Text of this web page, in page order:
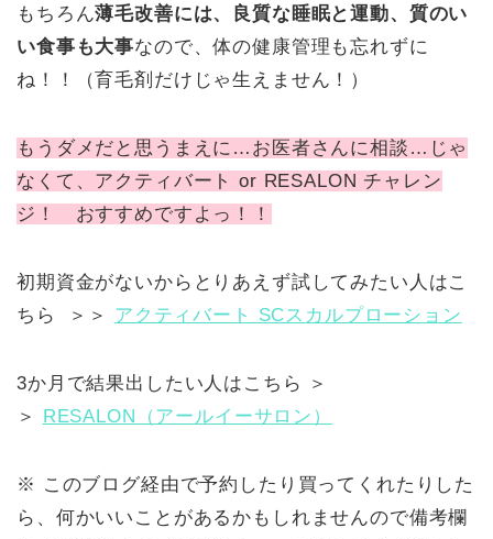
もちろん薄毛改善には、良質な睡眠と運動、質のい
い食事も大事なので、体の健康管理も忘れずに
ね！！（育毛剤だけじゃ生えません！）
もうダメだと思うまえに…お医者さんに相談…じゃ
なくて、アクティバート or RESALON チャレン
ジ！ おすすめですよっ！！
初期資金がないからとりあえず試してみたい人はこ
ちら ＞＞ アクティバート SCスカルプローション
3か月で結果出したい人はこちら ＞
＞
RESALON（アールイーサロン）
※ このブログ経由で予約したり買ってくれたりした
ら、何かいいことがあるかもしれませんので備考欄